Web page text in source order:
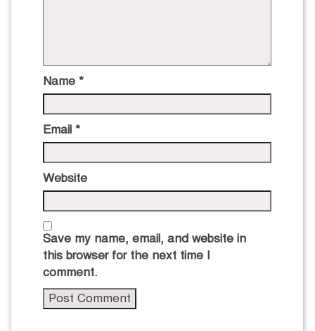
Name *
Email *
Website
Save my name, email, and website in
this browser for the next time I
comment.